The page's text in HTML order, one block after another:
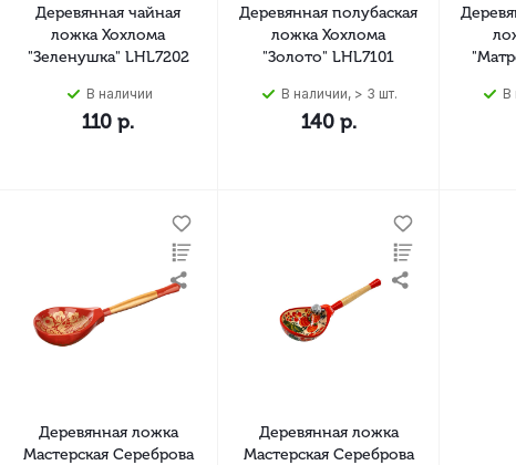
Деревянная чайная
ложка Хохлома
"Зеленушка" LHL7202
В наличии
110 р.
Деревянная полубаская
ложка Хохлома
"Золото" LHL7101
В наличии, > 3 шт.
140р.
В
Деревянная ложка
Мастерская Сереброва
Деревянная ложка
Мастерская Сереброва